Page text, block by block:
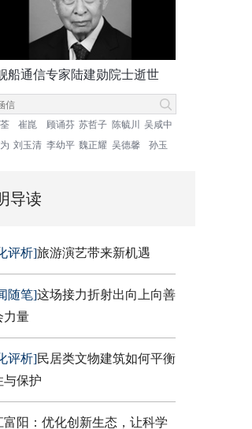
船通信专家陆建勋院士逝世
崔崑 顾诵芬 苏哲子 陈毓川
吴咸中
刘玉清 李幼平 魏正耀 吴德馨 孙玉
导读
评析]旅游演艺带来新机遇
随笔]这场接力折射出向上向善
力量
评析]民居类文物建筑如何平衡
与保护
富阳：优化创新生态，让科学